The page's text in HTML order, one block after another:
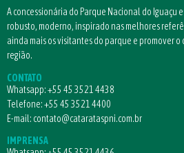
A concessionária do Parque Nacional do Iguaçu
robusto, moderno, inspirado nas melhores
ainda mais os visitantes do parque e promover
região.
CONTATO
Whatsapp:+55 45 3521 4438
Telefone:+55 45 3521 4400
E-mail: contato@catarataspni.com.br
IMPRENSA